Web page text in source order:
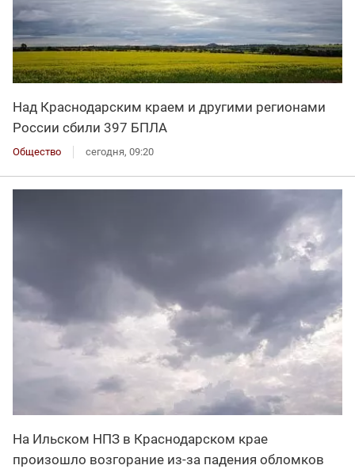
Над Краснодарским краем и другими регионами
России сбили 397 БПЛА
Общество сегодня, 09:20
На Ильском НПЗ в Краснодарском крае
произошло возгорание из-за падения обломков